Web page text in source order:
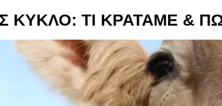
ΚΥΚΛΟ: ΤΙ ΚΡΑΤΑΜΕ &